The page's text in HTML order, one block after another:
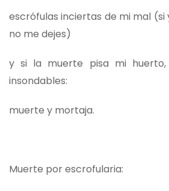
escrófulas inciertas de mi mal (si
no me dejes)
y si la muerte pisa mi huerto,
insondables:
muerte y mortaja.
Muerte por escrofularia: